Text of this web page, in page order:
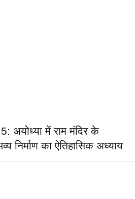
अयोध्या में राम मंदिर के
का ऐतिहासिक अध्याय